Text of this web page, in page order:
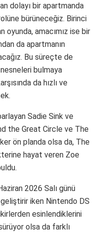
dolayı bir apartmanda
bürüneceğiz. Birinci
oyunda, amacımız ise bir
da apartmanın
Bu süreçte de
bulmaya
da hızlı ve
Sadie Sink ve
the Great Circle ve The
ön planda olsa da, The
hayat veren Zoe
2026 Salı günü
geliştirir iken Nintendo DS
esinlendiklerini
olsa da farklı